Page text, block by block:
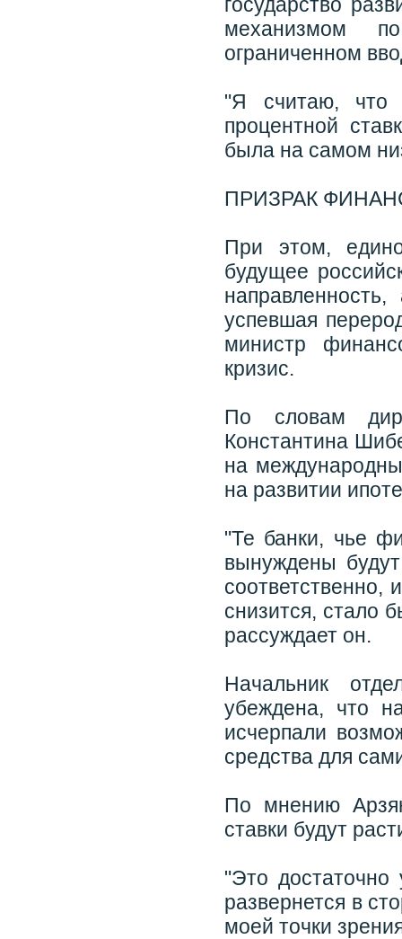
механизмом
ограниченном
"Я считаю, что
процентной
была на самом
ПРИЗРАК
При этом,
будущее
успевшая
министр
кризис.
По словам
Константина
на
на развитии
"Те банки, чье
вынуждены
соответственно,
снизится, стало
рассуждает он.
Начальник
убеждена, что
исчерпали
средства для
По мнению
ставки будут
"Это
развернется в
моей точки